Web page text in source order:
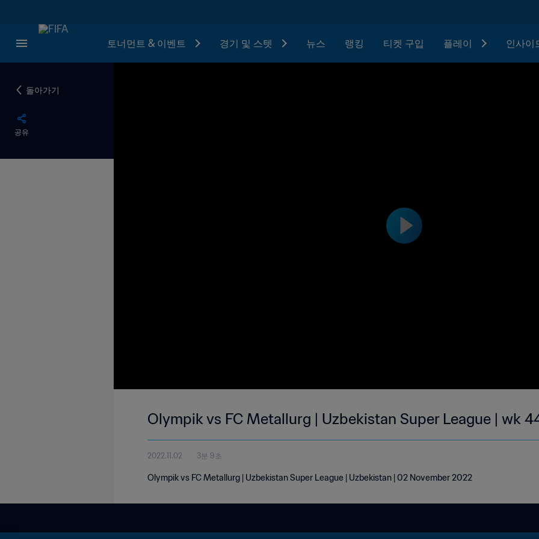
토너먼트 & 이벤트 경기 및 스텟 뉴스 랭킹 티켓 구입 플레이 인사이
돌아가기
공유
Olympik vs FC Metallurg | Uzbekistan Super League | wk
2022.11.02 3분 9초
Olympik vs FC Metallurg | Uzbekistan Super League | Uzbekistan | 02 November 2022